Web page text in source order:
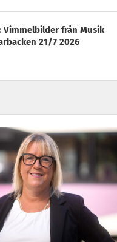
Vimmelbilder från Musik
21/7 2026